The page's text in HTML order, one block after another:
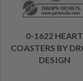
0-1622 HEART
COASTERS BY
DESIGN